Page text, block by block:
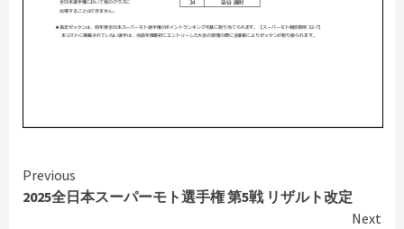
Continue
Reading
Previous
2025全日本スーパーモト選手権 第5戦 リザルト改定
Next